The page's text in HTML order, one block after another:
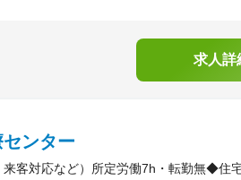
求人詳
ンター
来客対応など）所定労働7h・転勤無◆住